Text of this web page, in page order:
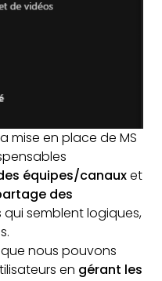
mise en place de MS
équipes/canauxet
des
semblent logiques,
nous pouvons
en gérant les